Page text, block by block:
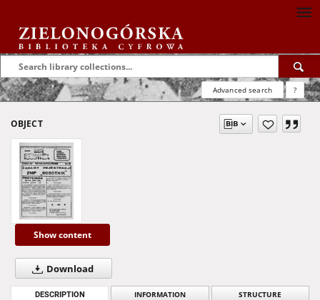
Advanced search ?
OBJECT
Show content
Download
DESCRIPTION INFORMATION STRUCTURE